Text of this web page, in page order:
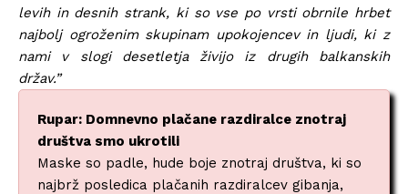
levih in desnih strank, ki so vse po vrsti obrnile hrbet
najbolj ogroženim skupinam upokojencev in ljudi, ki z
nami v slogi desetletja živijo iz drugih balkanskih
držav.”
Rupar: Domnevno plačane razdiralce znotraj
društva smo ukrotili
Maske so padle, hude boje znotraj društva, ki so
najbrž posledica plačanih razdiralcev gibanja,